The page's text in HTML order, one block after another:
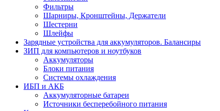
Фильтры
Шарниры, Кронштейны, Держатели
Шестерни
Шлейфы
Зарядные устройства для аккумуляторов. Балансиры
ЗИП для компьютеров и ноутбуков
Аккумуляторы
Блоки питания
Системы охлаждения
ИБП и АКБ
Аккумуляторные батареи
Источники бесперебойного питания